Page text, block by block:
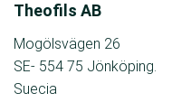
Theofils AB
Mogölsvägen 26
SE- 554 75 Jönköping.
Suecia